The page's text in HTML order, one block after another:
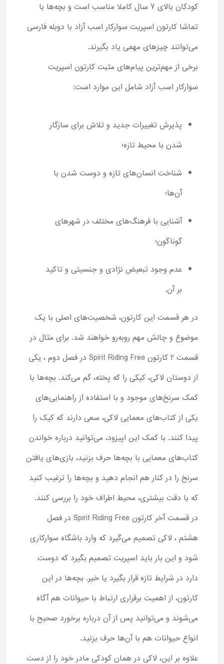
کودکان بالای 7 سال کاملا مناسب است و بچه‌ها با
تماشا کارتون اسپریت سوارکار اسب آزاد با دوبله فارسی
می‌توانند چیزهای مهمی یاد بگیرند.
برخی از مهم‌ترین پیام‌های مثبت کارتون اسپریت
سوارکار اسب آزاد شامل این موارد است:
پذیرش تغییرات جدید و تلاش برای سازگار
شدن با محیط تازه؛
شناخت انسان‌های تازه و دوست شدن با
آن‌ها؛
آشنایی با فرهنگ‌های مختلف در شهرهای
گوناگون؛
عدم وجود تبعیض نژادی و جنسیتی و تاکید
بر آن.
در هر قسمت این کارتون، شخصیت‌های اصلی با یک
موضوع و چالش مهم روبه‌رو خواهند شد. برای مثال در
قسمت 2 کارتون Spirit Riding Free در فصل دوم ، یکی
از دوستان لاکی، کیکی را که پخته، گم می‌کند. بچه‌ها با
کمک سرنخ‌های موجود و با استفاده از راهنمایی‌های
یکی از کتاب‌های معمایی لاکی، سعی دارند که کیک را
پیدا کنند. با کمک این اپیزود، می‌توانید درباره خواندن
کتاب‌های معمایی با بچه‌ها حرف بزنید، بازی‌های یافتن
سرنخ را در کنار هم انجام دهید و بچه‌ها را ترغیب کنید
که با دقت بیشتری، محیط اطراف خود را بررسی کنند.
در قسمت آخر کارتون Spirit Riding Free در فصل
هشتم ، لاکی تصمیم می‌گیرد که وارد باشگاه سوارکاری
شود و این بار باید اسپریت تصمیم بگیرد که دوست
دارد در شرایط تازه قرار بگیرد یا خیر. بچه‌ها در این
کارتون، از اهمیت برقراری ارتباط با حیوانات هم آگاه
می‌شوند و می‌توانید پس از آن درباره برخورد صحیح با
انواع حیوانات هم با آن‌ها حرف بزنید.
علاوه بر این، لاکی در همان کودکی مادر خود را از دست